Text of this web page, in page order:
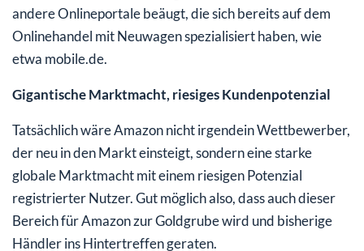
andere Onlineportale beäugt, die sich bereits auf dem
Onlinehandel mit Neuwagen spezialisiert haben, wie
etwa mobile.de.
Gigantische Marktmacht, riesiges Kundenpotenzial
Tatsächlich wäre Amazon nicht irgendein Wettbewerber,
der neu in den Markt einsteigt, sondern eine starke
globale Marktmacht mit einem riesigen Potenzial
registrierter Nutzer. Gut möglich also, dass auch dieser
Bereich für Amazon zur Goldgrube wird und bisherige
Händler ins Hintertreffen geraten.